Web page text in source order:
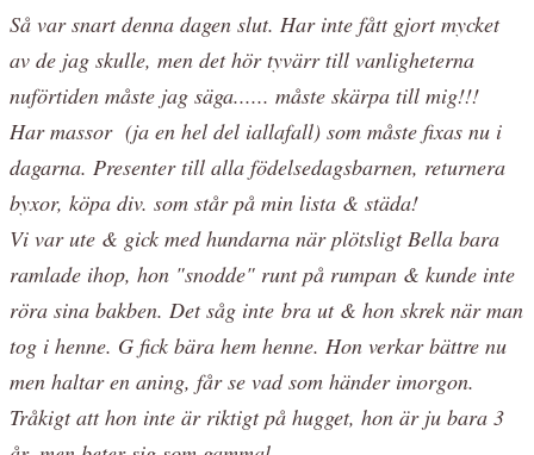
Så var snart denna dagen slut. Har inte fått gjort mycket
av de jag skulle, men det hör tyvärr till vanligheterna
nuförtiden måste jag säga...... måste skärpa till mig!!!
Har massor (ja en hel del iallafall) som måste fixas nu i
dagarna. Presenter till alla födelsedagsbarnen, returnera
byxor, köpa div. som står på min lista & städa!
Vi var ute & gick med hundarna när plötsligt Bella bara
ramlade ihop, hon "snodde" runt på rumpan & kunde inte
röra sina bakben. Det såg inte bra ut & hon skrek när man
tog i henne. G fick bära hem henne. Hon verkar bättre nu
men haltar en aning, får se vad som händer imorgon.
Tråkigt att hon inte är riktigt på hugget, hon är ju bara 3